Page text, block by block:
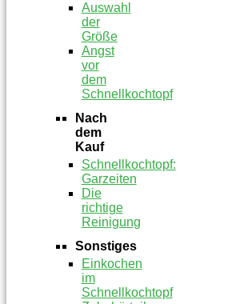
Auswahl
der
Größe
Angst
vor
dem
Schnellkochtopf
Nach
dem
Kauf
Schnellkochtopf:
Garzeiten
Die
richtige
Reinigung
Sonstiges
Einkochen
im
Schnellkochtopf